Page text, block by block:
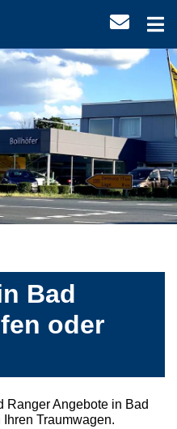
Bad
oder
Ranger Angebote in Bad
Traumwagen.